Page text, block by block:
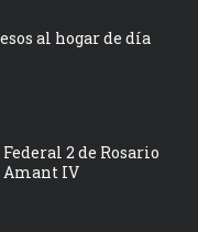
al hogar de día
2 de Rosario
Amant IV